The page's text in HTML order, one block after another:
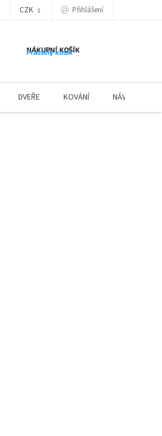
CZK Přihlášení
NÁKUPNÍ KOŠÍK
Prázdný košík
DVEŘE KOVÁNÍ NÁVODY